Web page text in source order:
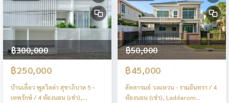
฿300,000
฿250,000
บ้านเดี่ยว พูลวิลล่า สุขาภิบาล 5 -
เทพรักษ์ / 4 ห้องนอน (เช่า),
฿50,000
฿45,000
ลัดดารมย์ วงแหวน - รามอินทรา / 4
ห้องนอน (เช่า), Laddarom